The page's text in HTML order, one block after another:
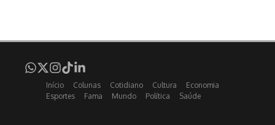
Início Colunas Cotidiano Cultura
Economia
Esportes
Fama Mundo Política Saúde